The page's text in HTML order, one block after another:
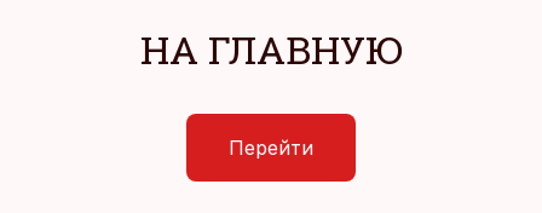
НА ГЛАВНУЮ
Перейти